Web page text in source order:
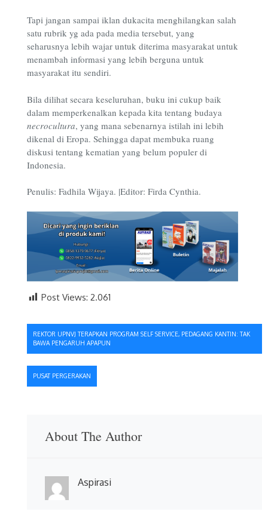
Tapi jangan sampai iklan dukacita menghilangkan salah
satu rubrik yg ada pada media tersebut, yang
seharusnya lebih wajar untuk diterima masyarakat untuk
menambah informasi yang lebih berguna untuk
masyarakat itu sendiri.
Bila dilihat secara keseluruhan, buku ini cukup baik
dalam memperkenalkan kepada kita tentang budaya
necrocultura, yang mana sebenarnya istilah ini lebih
dikenal di Eropa. Sehingga dapat membuka ruang
diskusi tentang kematian yang belum populer di
Indonesia.
Penulis: Fadhila Wijaya. |Editor: Firda Cynthia.
Post Views: 2.061
Navigasi
pos
REKTOR UPNVJ TERAPKAN PROGRAM SELF SERVICE, PEDAGANG KANTIN: TAK
BAWA PENGARUH APAPUN
PUSAT PERGERAKAN
About The Author
Aspirasi